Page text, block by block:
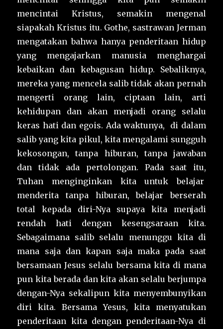
mencintai Kristus, semakin mengenal
siapakah Kristus itu. Gothe, sastrawan Jerman
mengatakan bahwa hanya penderitaan hidup
yang mengajarkan manusia menghargai
kebaikan dan kebagusan hidup. Sebaliknya,
mereka yang mencela salib tidak akan pernah
mengerti orang lain, ciptaan lain, arti
kehidupan dan akan menjadi orang selalu
keras hati dan egois. Ada waktunya, di dalam
salib yang kita pikul, kita mengalami sungguh
kekosongan, tanpa hiburan, tanpa jawaban
dan tidak ada pertolongan. Pada saat itu,
Tuhan menginginkan kita untuk belajar
menderita tanpa hiburan, belajar berserah
total kepada diri-Nya supaya kita menjadi
rendah hati dengan kesengsaraan kita.
Sebagaimana salib selalu menunggu kita di
mana saja dan kapan saja maka pada saat
bersamaan Jesus selalu bersama kita di mana
pun kita berada dan kita akan selalu berjumpa
dengan-Nya sekalipun kita menyembunyikan
diri kita. Bersama Yesus, kita menyatukan
penderitaan kita dengan penderitaan-Nya di